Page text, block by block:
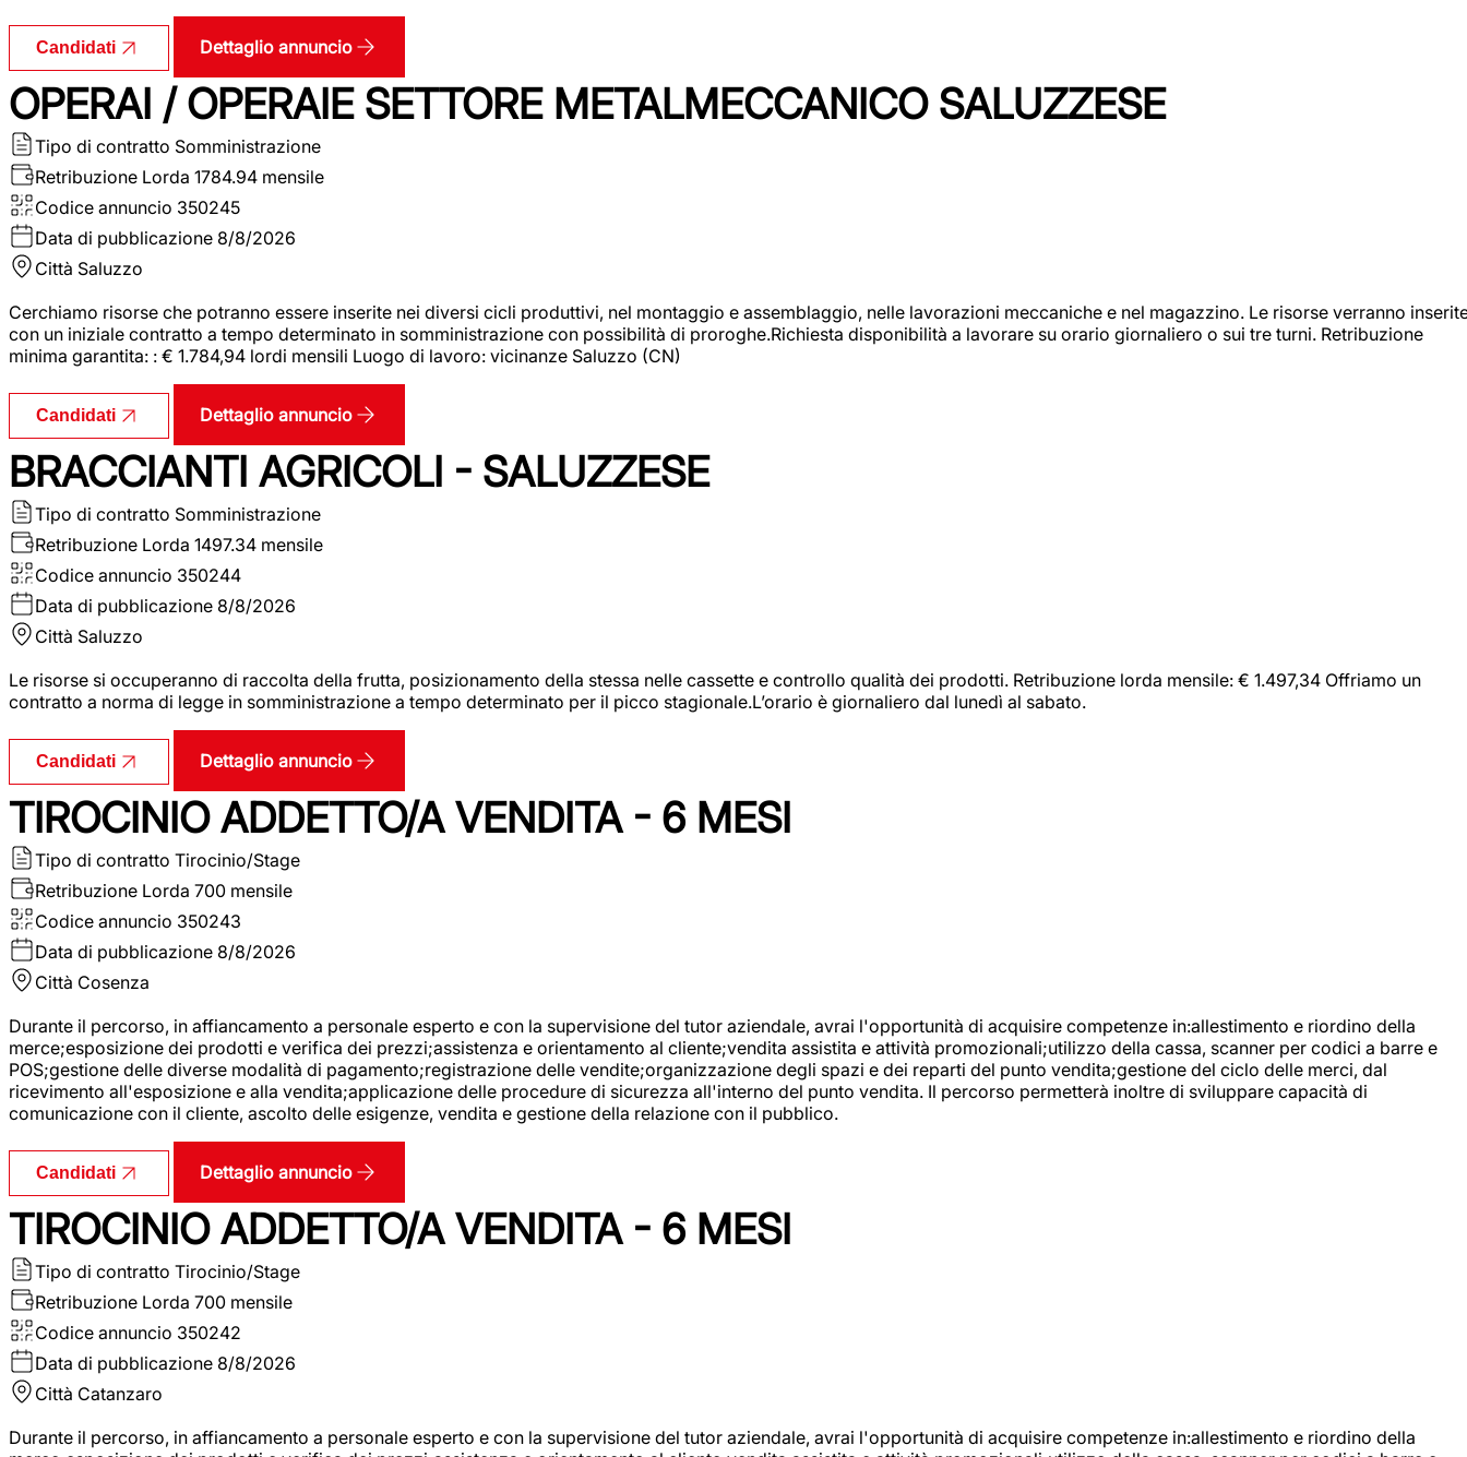
Candidati Dettaglio annuncio
OPERAI / OPERAIE SETTORE METALMECCANICO SALUZZESE
Tipo di contratto Somministrazione
Retribuzione Lorda 1784.94 mensile
Codice annuncio 350245
Data di pubblicazione 8/8/2026
Città Saluzzo
Cerchiamo risorse che potranno essere inserite nei diversi cicli produttivi, nel montaggio e assemblaggio, nelle lavorazioni meccaniche e nel magazzino. Le risorse verranno
con un iniziale contratto a tempo determinato in somministrazione con possibilità di proroghe.Richiesta disponibilità a lavorare su orario giornaliero o sui tre turni. Retribuzione
minima garantita: : € 1.784,94 lordi mensili Luogo di lavoro: vicinanze Saluzzo (CN)
Candidati Dettaglio annuncio
BRACCIANTI AGRICOLI - SALUZZESE
Tipo di contratto Somministrazione
Retribuzione Lorda 1497.34 mensile
Codice annuncio 350244
Data di pubblicazione 8/8/2026
Città Saluzzo
Le risorse si occuperanno di raccolta della frutta, posizionamento della stessa nelle cassette e controllo qualità dei prodotti. Retribuzione lorda mensile: € 1.497,34 Offriamo un
contratto a norma di legge in somministrazione a tempo determinato per il picco stagionale.L’orario è giornaliero dal lunedì al sabato.
Candidati Dettaglio annuncio
TIROCINIO ADDETTO/A VENDITA - 6 MESI
Tipo di contratto Tirocinio/Stage
Retribuzione Lorda 700 mensile
Codice annuncio 350243
Data di pubblicazione 8/8/2026
Città Cosenza
Durante il percorso, in affiancamento a personale esperto e con la supervisione del tutor aziendale, avrai l'opportunità di acquisire competenze in:allestimento e riordino della
merce;esposizione dei prodotti e verifica dei prezzi;assistenza e orientamento al cliente;vendita assistita e attività promozionali;utilizzo della cassa, scanner per codici a barre e
POS;gestione delle diverse modalità di pagamento;registrazione delle vendite;organizzazione degli spazi e dei reparti del punto vendita;gestione del ciclo delle merci, dal
ricevimento all'esposizione e alla vendita;applicazione delle procedure di sicurezza all'interno del punto vendita. Il percorso permetterà inoltre di sviluppare capacità di
comunicazione con il cliente, ascolto delle esigenze, vendita e gestione della relazione con il pubblico.
Candidati Dettaglio annuncio
TIROCINIO ADDETTO/A VENDITA - 6 MESI
Tipo di contratto Tirocinio/Stage
Retribuzione Lorda 700 mensile
Codice annuncio 350242
Data di pubblicazione 8/8/2026
Città Catanzaro
Durante il percorso, in affiancamento a personale esperto e con la supervisione del tutor aziendale, avrai l'opportunità di acquisire competenze in:allestimento e riordino della